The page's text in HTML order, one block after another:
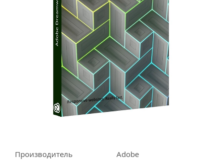
Производитель
Adobe